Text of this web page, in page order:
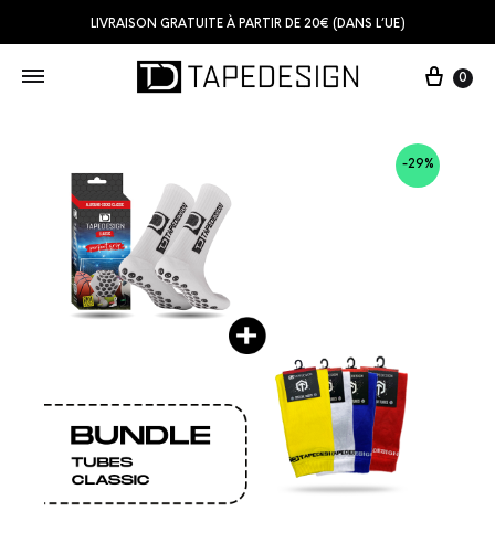
LIVRAISON GRATUITE À PARTIR DE 20€ (DANS L’UE)
0
-29%